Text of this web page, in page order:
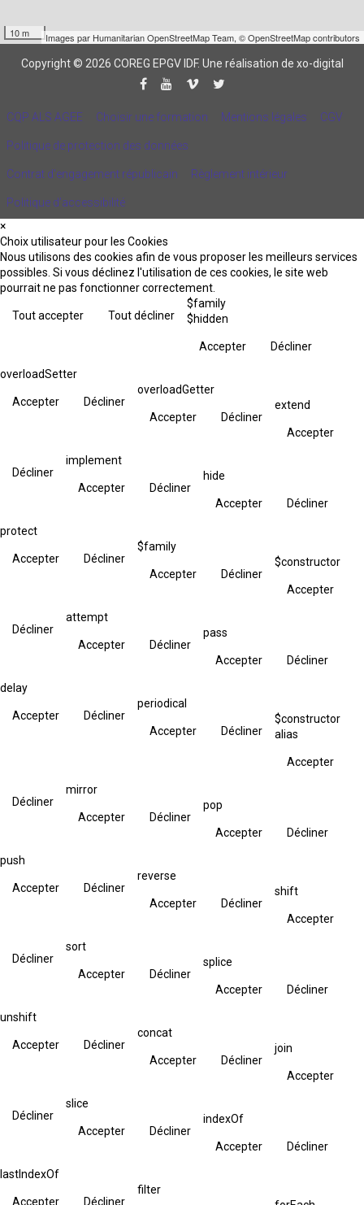
10 m Images par Humanitarian OpenStreetMap Team, © OpenStreetMap contributors
Copyright © 2026 COREG EPGV IDF. Une réalisation de xo-digital
CQP ALS AGEE Choisir une formation Mentions légales CGV
Politique de protection des données
Contrat d'engagement républicain Règlement intérieur
Politique d’accessibilité
×
Choix utilisateur pour les Cookies
Nous utilisons des cookies afin de vous proposer les meilleurs services
possibles. Si vous déclinez l'utilisation de ces cookies, le site web
pourrait ne pas fonctionner correctement.
Tout accepter Tout décliner
$family
$hidden
Accepter Décliner
overloadSetter
Accepter Décliner
overloadGetter
Accepter Décliner
extend
Accepter
Décliner
implement
Accepter Décliner
hide
Accepter Décliner
protect
Accepter Décliner
$family
Accepter Décliner
$constructor
Accepter
Décliner
attempt
Accepter Décliner
pass
Accepter Décliner
delay
Accepter Décliner
periodical
Accepter Décliner
$constructor
alias
Accepter
Décliner
mirror
Accepter Décliner
pop
Accepter Décliner
push
Accepter Décliner
reverse
Accepter Décliner
shift
Accepter
Décliner
sort
Accepter Décliner
splice
Accepter Décliner
unshift
Accepter Décliner
concat
Accepter Décliner
join
Accepter
Décliner
slice
Accepter Décliner
indexOf
Accepter Décliner
lastIndexOf
Accepter Décliner
filter